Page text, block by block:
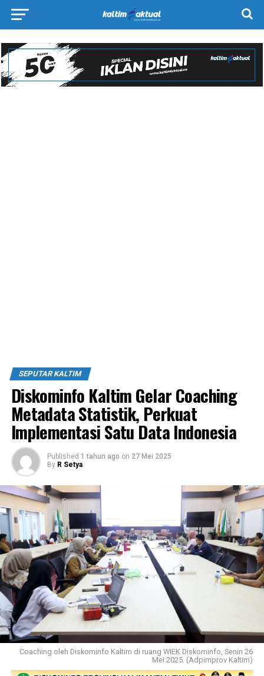
SEPUTAR KALTIM
Diskominfo Kaltim Gelar Coaching
Metadata Statistik, Perkuat
Implementasi Satu Data Indonesia
Published 1 tahun ago on 27 Mei 2025
By R Setya
Coaching oleh Diskominfo Kaltim di ruang WIEK Diskominfo, Senin 26
Mei 2025. (Adpimprov Kaltim)